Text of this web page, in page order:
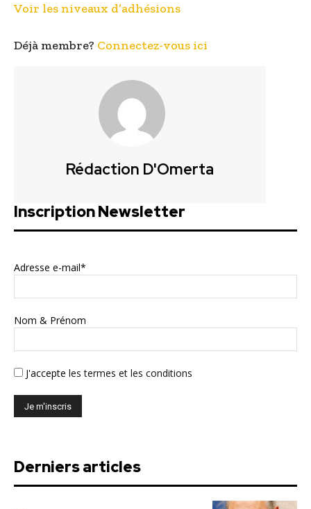
Voir les niveaux d’adhésions
Déjà membre? Connectez-vous ici
Rédaction D'Omerta
Inscription Newsletter
Adresse e-mail*
Nom & Prénom
J'accepte les termes et les conditions
Derniers articles